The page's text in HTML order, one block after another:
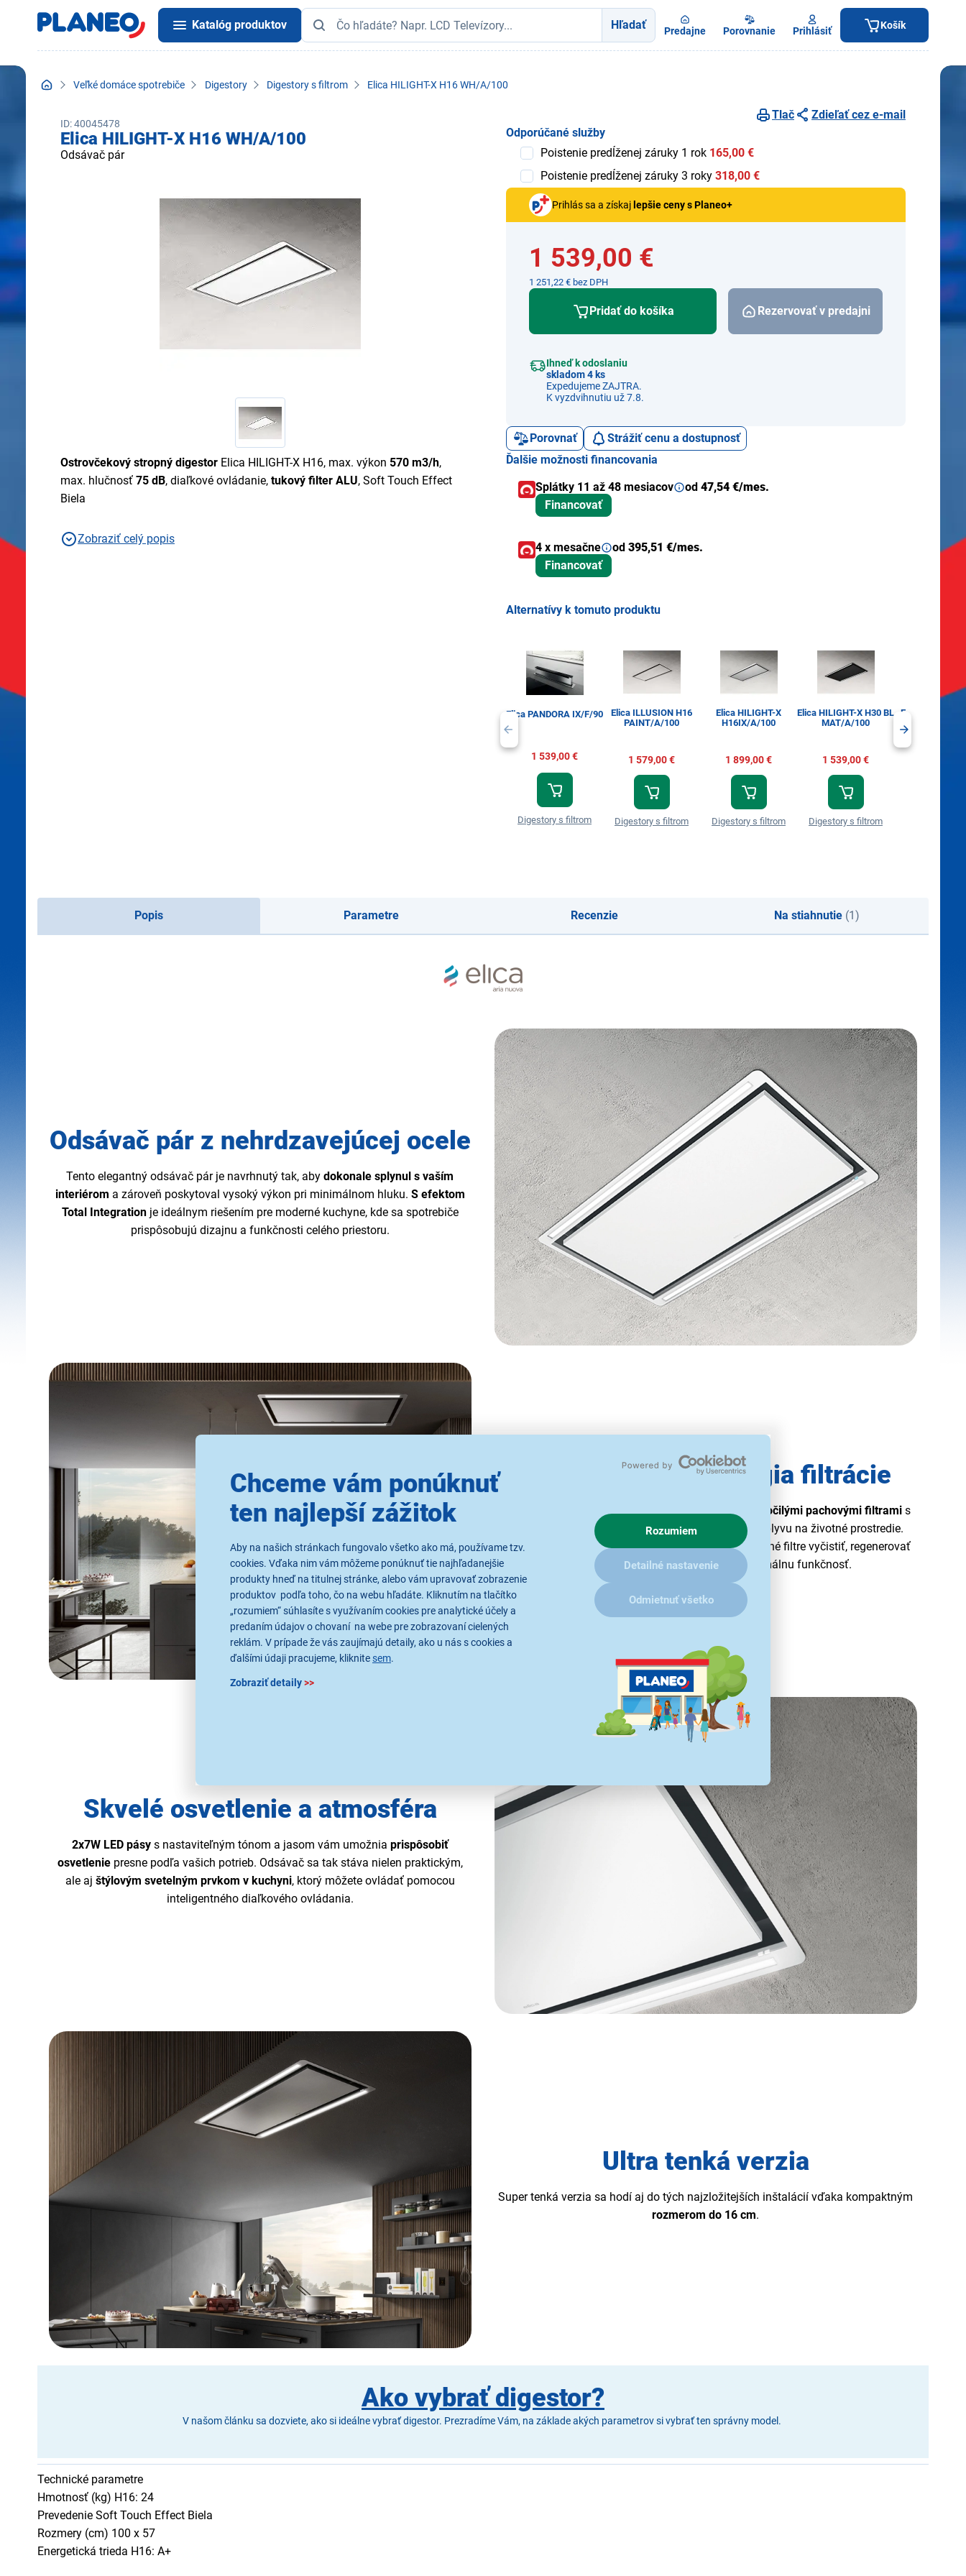
Chceme vám ponúknuť
ten najlepší zážitok
Aby na našich stránkach fungovalo všetko ako má, používame tzv.
cookies. Vďaka nim vám môžeme ponúknuť tie najhľadanejšie
produkty hneď na titulnej stránke, alebo vám upravovať zobrazenie
produktov podľa toho, čo na webu hľadáte. Kliknutím na tlačítko
„rozumiem“ súhlasíte s využívaním cookies pre analytické účely a
predaním údajov o chovaní na webe pre zobrazovaní cielených
reklám. V prípade že vás zaujímajú detaily, ako u nás s cookies a
ďalšími údaji pracujeme, kliknite sem.
Zobraziť detaily>>
Rozumiem
Detailné nastavenie
Odmietnuť všetko
Katalóg produktov Hľadať Predajne Porovnanie Prihlásiť Košík
Veľké domáce spotrebiče Digestory Digestory s filtrom Elica HILIGHT-X H16 WH/A/100
ID: 40045478
Elica HILIGHT-X H16 WH/A/100
Odsávač pár
Ostrovčekový stropný digestor Elica HILIGHT-X H16, max. výkon 570 m3/h,
max. hlučnosť 75 dB, diaľkové ovládanie, tukový filter ALU, Soft Touch Effect
Biela
Zobraziť celý popis
Tlač
Zdieľať cez e-mail
Odporúčané služby
Poistenie predĺženej záruky 1 rok 165,00 €
Poistenie predĺženej záruky 3 roky 318,00 €
Prihlás sa a získaj lepšie ceny s Planeo+
1 539,00 €
1 251,22 € bez DPH
Pridať do košíka
Ihneď k odoslaniu
skladom 4 ks
Expedujeme ZAJTRA.
K vyzdvihnutiu už 7.8.
Rezervovať v predajni
Porovnať
Strážiť cenu a dostupnosť
Ďalšie možnosti financovania
Splátky 11 až 48 mesiacov
od 47,54 €/mes.
Financovať
4 x mesačne od 395,51 €/mes.
Financovať
Alternatívy k tomuto produktu
Elica PANDORA IX/F/90
1 539,00 €
Digestory s filtrom
Elica ILLUSION H16
PAINT/A/100
1 579,00 €
Digestory s filtrom
Elica HILIGHT-X
H16IX/A/100
1 899,00 €
Digestory s filtrom
Elica HILIGHT-X H30 BL
MAT/A/100
1 539,00 €
Digestory s filtrom
Elica HILIGHT-
Popis Parametre Recenzie Na stiahnutie (1)
Odsávač pár z nehrdzavejúcej ocele
Tento elegantný odsávač pár je navrhnutý tak, aby dokonale splynul s vaším
interiérom a zároveň poskytoval vysoký výkon pri minimálnom hluku. S efektom
Total Integrationje ideálnym riešením pre moderné kuchyne, kde sa spotrebiče
prispôsobujú dizajnu a funkčnosti celého priestoru.
Výnimočná technológia filtrácie
Odsávač pár ELICA HILIGHT-X H16 jevybavený pokročilými pachovými filtramis
životnosťou až 3 roky, čím prispieva k znižovaniu vplyvu na životné prostredie.
Svetelná kontrolkavás vždy upozorní, kedy je potrebné filtre vyčistiť, regenerovať
alebo vymeniť, čím zabezpečuje ich optimálnu funkčnosť.
Skvelé osvetlenie a atmosféra
2x7W LED pásys nastaviteľným tónom a jasom vám umožnia prispôsobiť
osvetleniepresne podľa vašich potrieb. Odsávač sa tak stáva nielen praktickým,
ale aj štýlovým svetelným prvkom v kuchyni, ktorý môžete ovládať pomocou
inteligentného diaľkového ovládania.
Ultra tenká verzia
Super tenká verzia sa hodí aj do tých najzložitejších inštalácií vďaka kompaktným
rozmerom do 16 cm.
Ako vybrať digestor?
V našom článku sa dozviete, ako si ideálne vybrať digestor. Prezradíme Vám, na základe akých parametrov si vybrať ten správny model.
Technické parametre
Hmotnosť (kg) H16: 24
Prevedenie Soft Touch Effect Biela
Rozmery (cm) 100 x 57
Energetická trieda H16: A+